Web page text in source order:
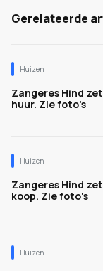
Gerelateerde
Huizen
Zangeres Hind
huur. Zie foto's
Huizen
Zangeres Hind
koop. Zie foto's
Huizen